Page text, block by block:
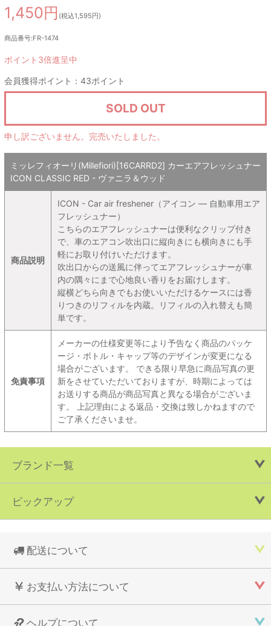
1,450円 (税込1,595円)
商品番号:FR-1474
ポイント3倍進呈中
会員獲得ポイント：43ポイント
SOLD OUT
申し訳ございません。完売いたしました。
ミッレフィオーリ(Millefiori)[16CARRD2] カーエアフレッシュナー
ICON CLASSIC RED - ヴァニラ＆ウッド
商品説明
ICON - Car air freshener（アイコン ― 自動車用エア
フレッシュナー）
こちらのエアフレッシュナーは便利なクリップ付き
で、車のエアコン吹出口に縦向きにも横向きにも手
軽にお取り付けいただけます。
吹出口からの送風に伴ってエアフレッシュナーが車
内の隅々にまで心地良い香りをお届けします。
縦横どちら向きでもお使いいただけるケースには香
りつきのリフィルを内蔵。リフィルの入れ替えも簡
単です。
免責事項
メーカーの仕様変更等により予告なく商品のパッケ
ージ・ボトル・キャップ等のデザインが変更になる
場合がございます。 できる限り早急に商品写真の更
新をさせていただいておりますが、時期によっては
お送りする商品が商品写真と異なる場合がございま
す。 上記理由による返品・交換は致しかねますので
ご了承くださいませ。
ブランド一覧
ピックアップ
配送について
お支払い方法について
ヘルプについて